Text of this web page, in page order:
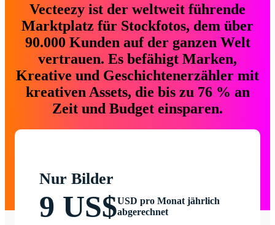
Vecteezy ist der weltweit führende
Marktplatz für Stockfotos, dem über
90.000 Kunden auf der ganzen Welt
vertrauen. Es befähigt Marken,
Kreative und Geschichtenerzähler mit
kreativen Assets, die bis zu 76 % an
Zeit und Budget einsparen.
Nur Bilder
9 US$USD pro Monat jährlich
abgerechnet